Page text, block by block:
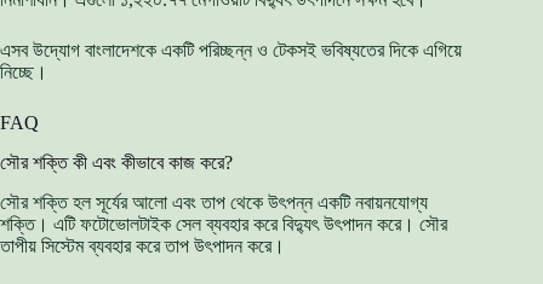
এসব উদ্যোগ বাংলাদেশকে একটি পরিচ্ছন্ন ও টেকসই ভবিষ্যতের দিকে এগিয়ে
নিচ্ছে।
FAQ
সৌর শক্তি কী এবং কীভাবে কাজ করে?
সৌর শক্তি হল সূর্যের আলো এবং তাপ থেকে উৎপন্ন একটি নবায়নযোগ্য
শক্তি। এটি ফটোভোলটাইক সেল ব্যবহার করে বিদ্যুৎ উৎপাদন করে। সৌর
তাপীয় সিস্টেম ব্যবহার করে তাপ উৎপাদন করে।